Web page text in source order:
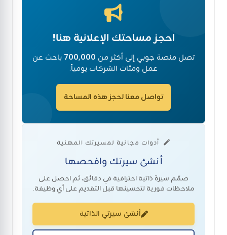
احجز مساحتك الإعلانية هنا!
تصل منصة جوبي إلى أكثر من 700,000 باحث عن
عمل ومئات الشركات يومياً.
تواصل معنا لحجز هذه المساحة
أدوات مجانية لمسيرتك المهنية
أنشئ سيرتك وافحصها
صمّم سيرة ذاتية احترافية في دقائق، ثم احصل على
ملاحظات فورية لتحسينها قبل التقديم على أي وظيفة.
أنشئ سيرتي الذاتية